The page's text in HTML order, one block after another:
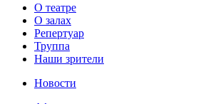
О театре
О залах
Репертуар
Труппа
Наши зрители
Новости